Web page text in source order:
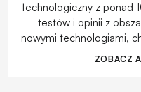
technologiczny z ponad
testów i opinii z
nowymi technologiami,
ZOBACZ